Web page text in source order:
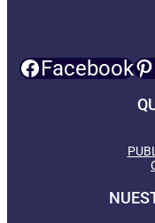
Facebook